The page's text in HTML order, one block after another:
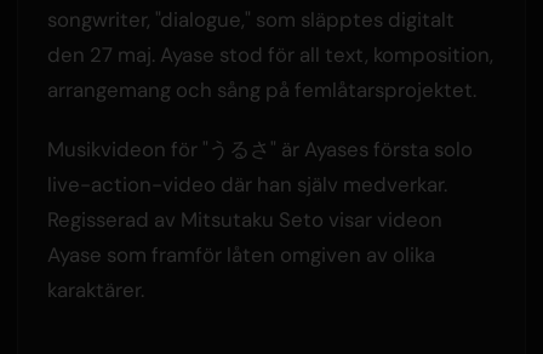
songwriter, "dialogue," som släpptes digitalt
den 27 maj. Ayase stod för all text, komposition,
arrangemang och sång på femlåtarsprojektet.
Musikvideon för "うるさ" är Ayases första solo
live-action-video där han själv medverkar.
Regisserad av Mitsutaku Seto visar videon
Ayase som framför låten omgiven av olika
karaktärer.